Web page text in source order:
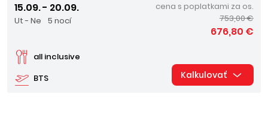
15.09. - 20.09.
Ut - Ne 5 nocí
BTS
all inclusive
cena s poplatkami za os.
753,00 €
676,80 €
Kalkulovať